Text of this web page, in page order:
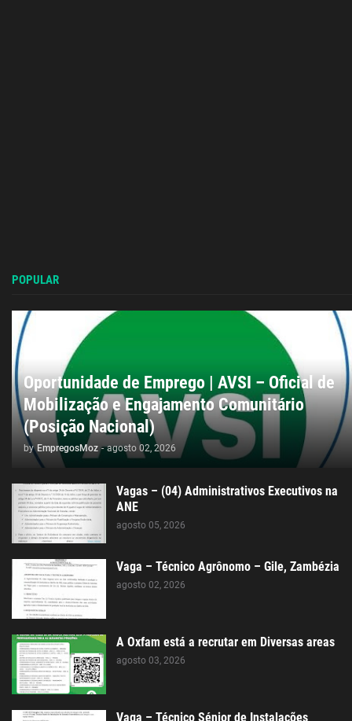
POPULAR
Oportunidade de Emprego | AVSI – Oficial de
Mobilização e Engajamento Comunitário
(Posição Nacional)
by EmpregosMoz - agosto 02, 2026
Vagas – (04) Administrativos Executivos na
ANE
agosto 05, 2026
Vaga – Técnico Agrônomo – Gile, Zambézia
agosto 02, 2026
A Oxfam está a recrutar em Diversas areas
agosto 03, 2026
Vaga – Técnico Sénior de Instalações